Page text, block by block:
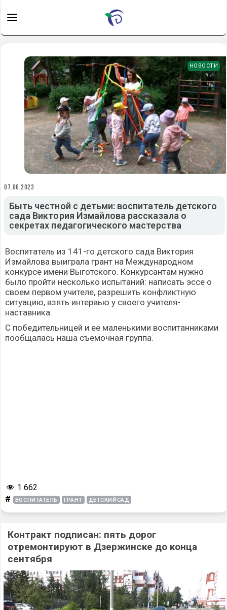
НОВОСТИ
07.06.2023
Быть честной с детьми: воспитатель детского
сада Виктория Измайлова рассказала о
секретах педагогического мастерства
Воспитатель из 141-го детского сада Виктория
Измайлова выиграла грант на Международном
конкурсе имени Выготского. Конкурсантам нужно
было пройти несколько испытаний: написать эссе о
своем первом учителе, разрешить конфликтную
ситуацию, взять интервью у своего учителя-
наставника.
С победительницей и ее маленькими воспитанниками
пообщалась наша съемочная группа.
1 662
# ВОСПИТАТЕЛЬ ГРАНТ ДЕТСКИЙСАД
Контракт подписан: пять дорог
отремонтируют в Дзержинске до конца
сентября